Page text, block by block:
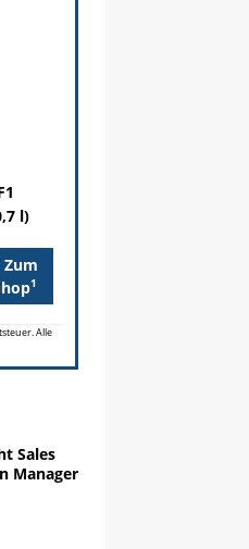
l)
Zum
1
Alle
Sales
Manager